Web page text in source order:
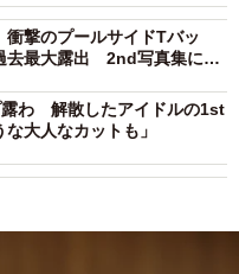
衝撃のプールサイドTバッ
去最大露出 2nd写真集に予
露わ 解散したアイドルの1st
大人なカットも」